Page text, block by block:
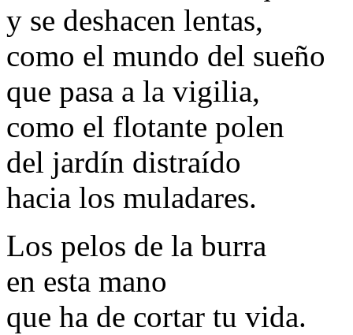
y se deshacen lentas,
como el mundo del sueño
que pasa a la vigilia,
como el flotante polen
del jardín distraído
hacia los muladares.
Los pelos de la burra
en esta mano
que ha de cortar tu vida.